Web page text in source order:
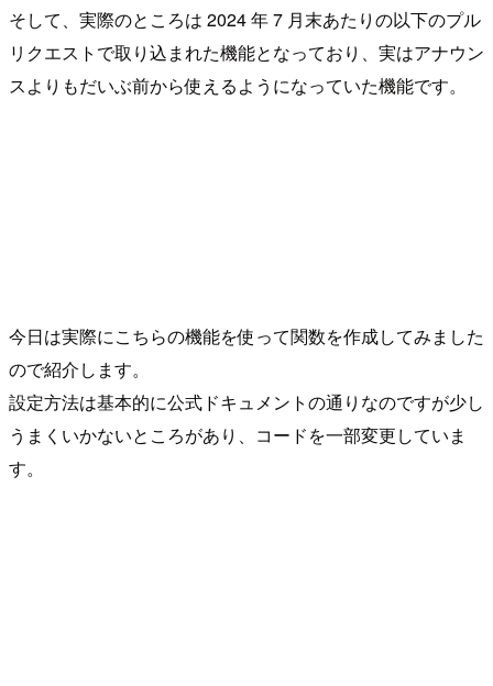
そして、実際のところは 2024 年 7 月末あたりの以下のプル
リクエストで取り込まれた機能となっており、実はアナウン
スよりもだいぶ前から使えるようになっていた機能です。
今日は実際にこちらの機能を使って関数を作成してみました
ので紹介します。
設定方法は基本的に公式ドキュメントの通りなのですが少し
うまくいかないところがあり、コードを一部変更していま
す。